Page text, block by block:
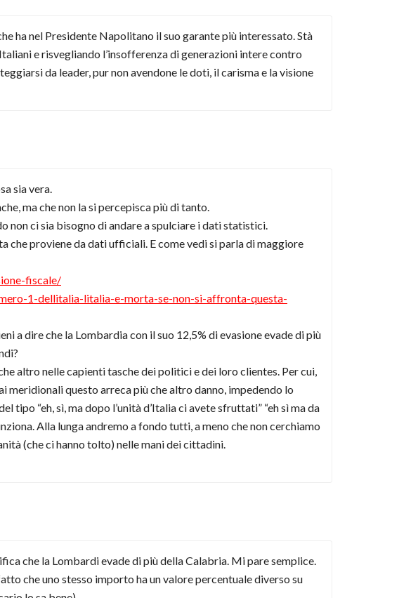
ha nel Presidente Napolitano il suo garante più interessato. Stà
e risvegliando l’insofferenza di generazioni intere contro
da leader, pur non avendone le doti, il carisma e la visione
sia vera.
ma che non la si percepisca più di tanto.
non ci sia bisogno di andare a spulciare i dati statistici.
che proviene da dati ufficiali. E come vedi si parla di maggiore
fiscale/
1-dellitalia-litalia-e-morta-se-non-si-affronta-questa-
a dire che la Lombardia con il suo 12,5% di evasione evade di più
altro nelle capienti tasche dei politici e dei loro clientes. Per cui,
meridionali questo arreca più che altro danno, impedendo lo
“eh, sì, ma dopo l’unità d’Italia ci avete sfruttati” “eh sì ma da
Alla lunga andremo a fondo tutti, a meno che non cerchiamo
(che ci hanno tolto) nelle mani dei cittadini.
che la Lombardi evade di più della Calabria. Mi pare semplice.
che uno stesso importo ha un valore percentuale diverso su